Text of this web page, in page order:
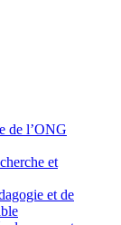
de l’ONG
et
et de